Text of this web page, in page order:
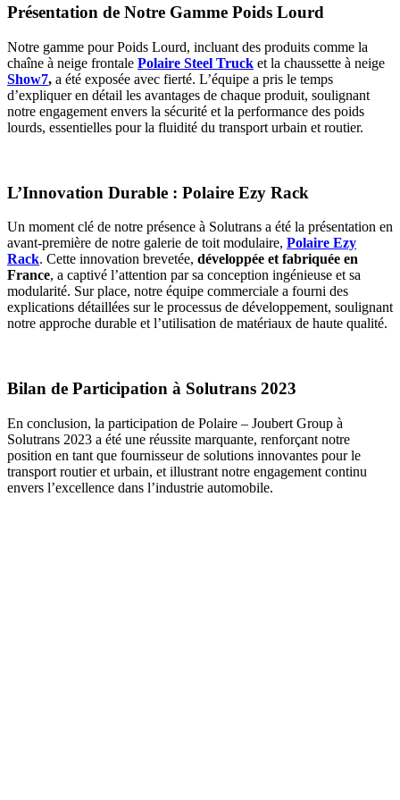
Présentation de Notre Gamme Poids Lourd
Notre gamme pour Poids Lourd, incluant des produits comme la
chaîne à neige frontale Polaire Steel Truck et la chaussette à neige
Show7, a été exposée avec fierté. L’équipe a pris le temps
d’expliquer en détail les avantages de chaque produit, soulignant
notre engagement envers la sécurité et la performance des poids
lourds, essentielles pour la fluidité du transport urbain et routier.
L’Innovation Durable : Polaire Ezy Rack
Un moment clé de notre présence à Solutrans a été la présentation en
avant-première de notre galerie de toit modulaire, Polaire Ezy
Rack. Cette innovation brevetée, développée et fabriquée en
France, a captivé l’attention par sa conception ingénieuse et sa
modularité. Sur place, notre équipe commerciale a fourni des
explications détaillées sur le processus de développement, soulignant
notre approche durable et l’utilisation de matériaux de haute qualité.
Bilan de Participation à Solutrans 2023
En conclusion, la participation de Polaire – Joubert Group à
Solutrans 2023 a été une réussite marquante, renforçant notre
position en tant que fournisseur de solutions innovantes pour le
transport routier et urbain, et illustrant notre engagement continu
envers l’excellence dans l’industrie automobile.